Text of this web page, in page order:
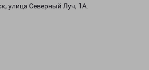
улица Северный Луч, 1А.